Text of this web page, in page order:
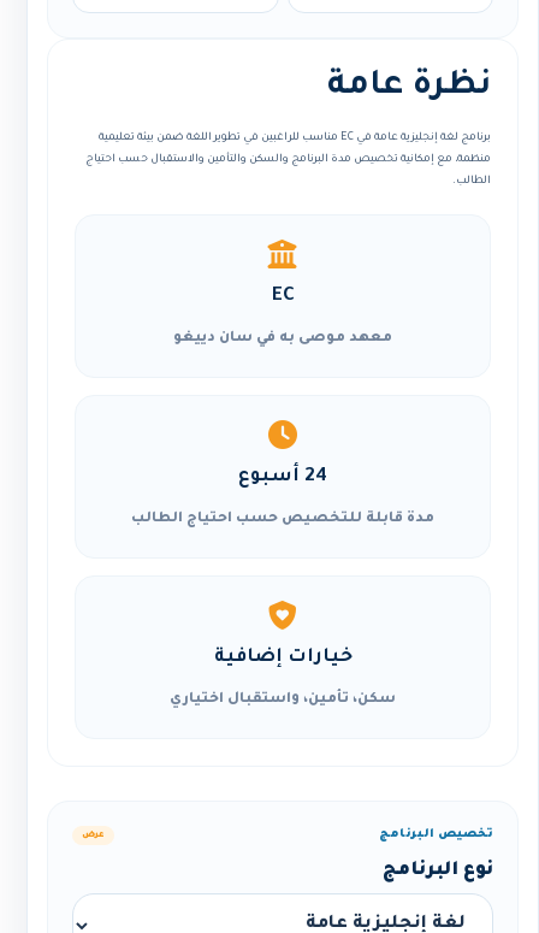
نظرة عامة
برنامج لغة إنجليزية عامة في EC مناسب للراغبين في تطوير اللغة ضمن بيئة تعليمية
منظمة، مع إمكانية تخصيص مدة البرنامج والسكن والتأمين والاستقبال حسب احتياج
الطالب.
EC
معهد موصى به في سان دييغو
24 أسبوع
مدة قابلة للتخصيص حسب احتياج الطالب
خيارات إضافية
سكن، تأمين، واستقبال اختياري
تخصيص البرنامج عرض
نوع البرنامج